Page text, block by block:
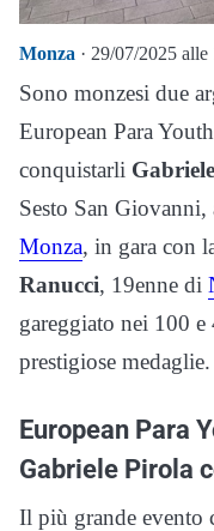
Monza · 29/07/2025 alle
Sono monzesi due
European Para
conquistarli
Sesto San
Monza, in gara con
Ranucci, 19enne di
gareggiato nei 100
prestigiose medaglie.
European Para
Gabriele Pirola
Il più grande evento